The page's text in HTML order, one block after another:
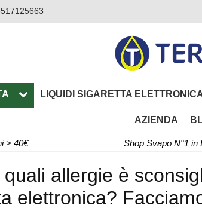
LIQUIDI SIGARETTA
AZIENDA
> 40€ Shop Svapo N°1 in
allergie è
elettronica?